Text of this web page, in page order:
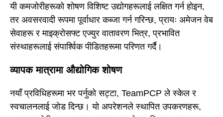
यी कमजोरीहरूको शोषण विशिष्ट उद्योगहरूलाई लक्षित गर्न होइन,
तर अवसरवादी रूपमा पूर्वाधार कब्जा गर्न गरिन्छ, प्रायः अमेजन वेब
सेवाहरू र माइक्रोसफ्ट एज्युर वातावरण भित्र, प्रभावित
संस्थाहरूलाई संपार्श्विक पीडितहरूमा परिणत गर्दै।
व्यापक मात्रामा औद्योगिक शोषण
नयाँ प्रविधिहरूमा भर पर्नुको सट्टा, TeamPCP ले स्केल र
स्वचालनलाई जोड दिन्छ। यो अपरेशनले स्थापित उपकरणहरू,